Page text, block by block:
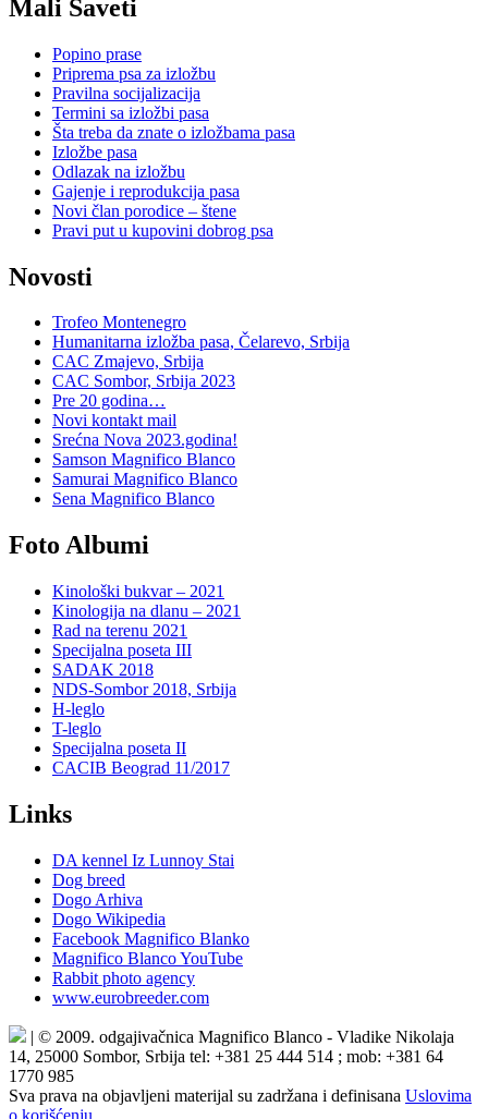
Mali Saveti
Popino prase
Priprema psa za izložbu
Pravilna socijalizacija
Termini sa izložbi pasa
Šta treba da znate o izložbama pasa
Izložbe pasa
Odlazak na izložbu
Gajenje i reprodukcija pasa
Novi član porodice – štene
Pravi put u kupovini dobrog psa
Novosti
Trofeo Montenegro
Humanitarna izložba pasa, Čelarevo, Srbija
CAC Zmajevo, Srbija
CAC Sombor, Srbija 2023
Pre 20 godina…
Novi kontakt mail
Srećna Nova 2023.godina!
Samson Magnifico Blanco
Samurai Magnifico Blanco
Sena Magnifico Blanco
Foto Albumi
Kinološki bukvar – 2021
Kinologija na dlanu – 2021
Rad na terenu 2021
Specijalna poseta III
SADAK 2018
NDS-Sombor 2018, Srbija
H-leglo
T-leglo
Specijalna poseta II
CACIB Beograd 11/2017
Links
DA kennel Iz Lunnoy Stai
Dog breed
Dogo Arhiva
Dogo Wikipedia
Facebook Magnifico Blanko
Magnifico Blanco YouTube
Rabbit photo agency
www.eurobreeder.com
| © 2009. odgajivačnica Magnifico Blanco - Vladike Nikolaja
14, 25000 Sombor, Srbija tel: +381 25 444 514 ; mob: +381 64
1770 985
Sva prava na objavljeni materijal su zadržana i definisana Uslovima
o korišćenju